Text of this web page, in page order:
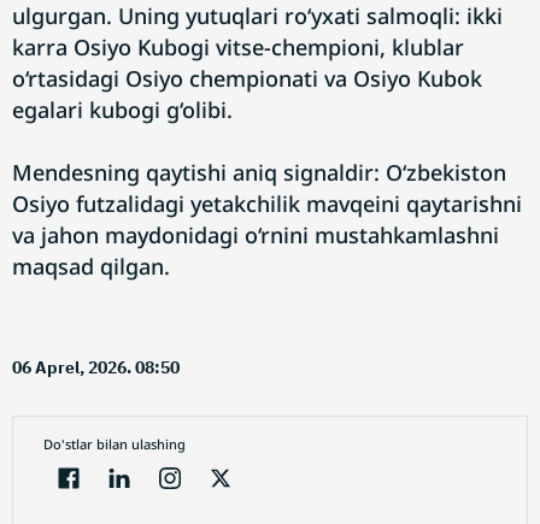
ulgurgan. Uning yutuqlari ro‘yxati salmoqli: ikki
karra Osiyo Kubogi vitse-chempioni, klublar
o‘rtasidagi Osiyo chempionati va Osiyo Kubok
egalari kubogi g‘olibi.
Mendesning qaytishi aniq signaldir: O‘zbekiston
Osiyo futzalidagi yetakchilik mavqeini qaytarishni
va jahon maydonidagi o‘rnini mustahkamlashni
maqsad qilgan.
06 Aprel, 2026. 08:50
Do'stlar bilan ulashing